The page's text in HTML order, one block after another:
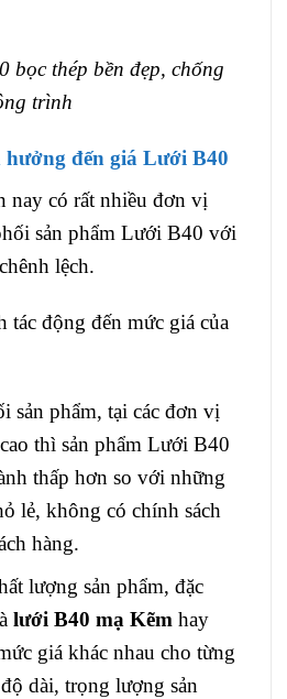
bọc thép bền đẹp, chống
trình
đến giá Lưới B40
nay có rất nhiều đơn vị
sản phẩm Lưới B40 với
lệch.
tác động đến mức giá của
sản phẩm, tại các đơn vị
thì sản phẩm Lưới B40
thấp hơn so với những
lẻ, không có chính sách
hàng.
lượng sản phẩm, đặc
lưới B40 mạ Kẽm hay
giá khác nhau cho từng
dài, trọng lượng sản